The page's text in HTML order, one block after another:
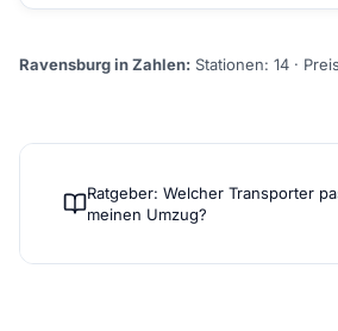
Ravensburg in Zahlen: Stationen: 14 ·
Ratgeber: Welcher Transporter
meinen Umzug?